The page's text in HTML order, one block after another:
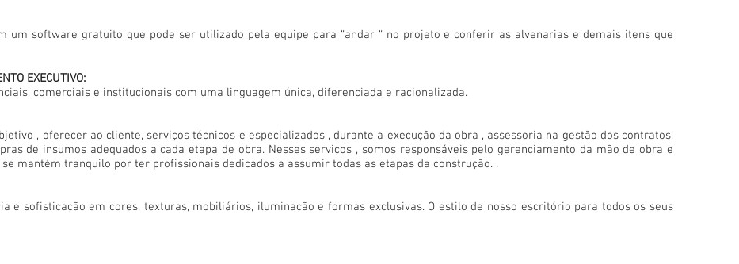
um software gratuito que pode ser utilizado pela equipe para “andar “ no projeto e conferir as alvenarias e demais itens que
EXECUTIVO:
comerciais e institucionais com uma linguagem única, diferenciada e racionalizada.
, oferecer ao cliente, serviços técnicos e especializados , durante a execução da obra , assessoria na gestão dos contratos,
de insumos adequados a cada etapa de obra. Nesses serviços , somos responsáveis pelo gerenciamento da mão de obra e
mantém tranquilo por ter profissionais dedicados a assumir todas as etapas da construção. .
e sofisticação em cores, texturas, mobiliários, iluminação e formas exclusivas. O estilo de nosso escritório para todos os seus